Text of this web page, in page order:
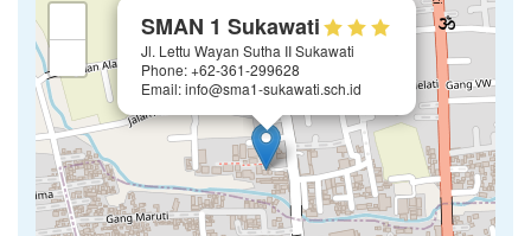
SMAN 1 Sukawati
Jl. Lettu Wayan Sutha II Sukawati
Phone: +62-361-299628
Email: info@sma1-sukawati.sch.id